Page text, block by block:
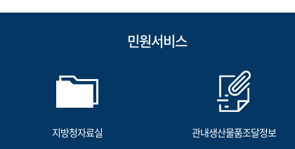
민원서비스
지방청자료실 관내생산물품조달정보